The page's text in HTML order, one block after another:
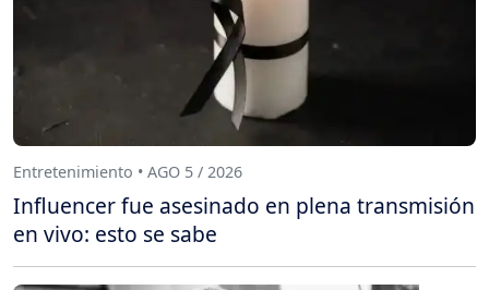
Entretenimiento • AGO 5 / 2026
Influencer fue asesinado en plena transmisión
en vivo: esto se sabe